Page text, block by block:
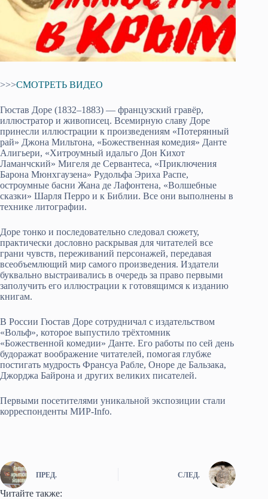
>>>СМОТРЕТЬ ВИДЕО
Гюстав Доре (1832–1883) — французский гравёр,
иллюстратор и живописец. Всемирную славу Доре
принесли иллюстрации к произведениям «Потерянный
рай» Джона Мильтона, «Божественная комедия» Данте
Алигьери, «Хитроумный идальго Дон Кихот
Ламанчский» Мигеля де Сервантеса, «Приключения
Барона Мюнхгаузена» Рудольфа Эриха Распе,
остроумные басни Жана де Лафонтена, «Волшебные
сказки» Шарля Перро и к Библии. Все они выполнены в
технике литографии.
Доре тонко и последовательно следовал сюжету,
практически дословно раскрывая для читателей все
грани чувств, переживаний персонажей, передавая
всеобъемлющий мир самого произведения. Издатели
буквально выстраивались в очередь за право первыми
заполучить его иллюстрации к готовящимся к изданию
книгам.
В России Гюстав Доре сотрудничал с издательством
«Вольф», которое выпустило трёхтомник
«Божественной комедии» Данте. Его работы по сей день
будоражат воображение читателей, помогая глубже
постигать мудрость Франсуа Рабле, Оноре де Бальзака,
Джорджа Байрона и других великих писателей.
Первыми посетителями уникальной экспозиции стали
корреспонденты МИР-Info.
ПРЕД. СЛЕД.
Читайте также: